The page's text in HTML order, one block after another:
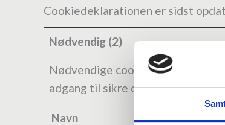
Cookiedeklarationen er sidst
Nødvendig (2)
Nødvendige cookies hjælper
adgang til sikre områder af
Navn